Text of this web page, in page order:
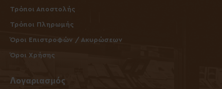
Τρόποι Αποστολής
Τρόποι Πληρωμής
Όροι Επιστροφών / Ακυρώσεων
Όροι Χρήσης
Λογαριασμός